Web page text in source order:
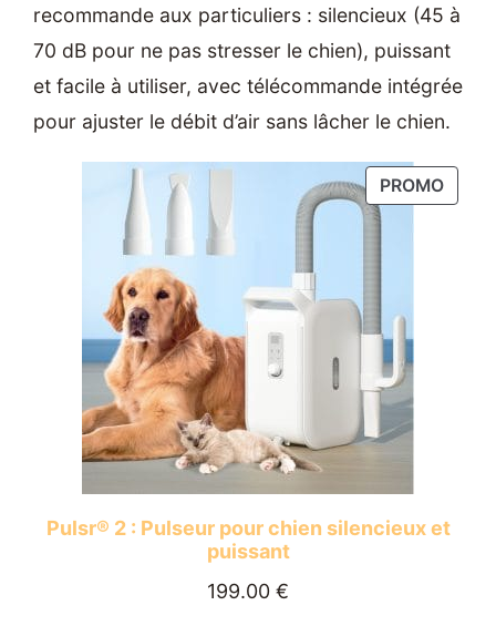
recommande aux particuliers : silencieux (45 à
70 dB pour ne pas stresser le chien), puissant
et facile à utiliser, avec télécommande intégrée
pour ajuster le débit d’air sans lâcher le chien.
PROMO
EN
Pulsr® 2 : Pulseur pour chien silencieux et
puissant
Le
199.00 €